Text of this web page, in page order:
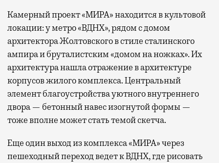
Камерный проект «МИРА» находится в культовой
локации: у метро «ВДНХ», рядом с домом
архитектора Жолтовского в стиле сталинского
ампира и бруталистским «домом на ножках». Их
архитектура нашла отражение в архитектуре
корпусов жилого комплекса. Центральный
элемент благоустройства уютного внутреннего
двора — бетонный навес изогнутой формы —
тоже вполне может стать темой скетча.
Еще один выход из комплекса «МИРА» через
пешеходный переход ведет к ВДНХ, где рисовать